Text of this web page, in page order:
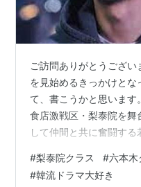
ご訪問ありがとうござ
を見始めるきっかけと
て、書こうかと思いま
食店激戦区・梨泰院を
して仲間と共に奮闘す
ブームが巻き起ころうが
薦めされようが、 なぜ
#梨泰院クラス #六本木
#韓流ドラマ大好き